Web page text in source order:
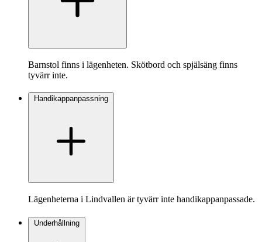
Barnstol finns i lägenheten. Skötbord och spjälsäng finns
tyvärr inte.
Handikappanpassning
Lägenheterna i Lindvallen är tyvärr inte handikappanpassade.
Underhållning